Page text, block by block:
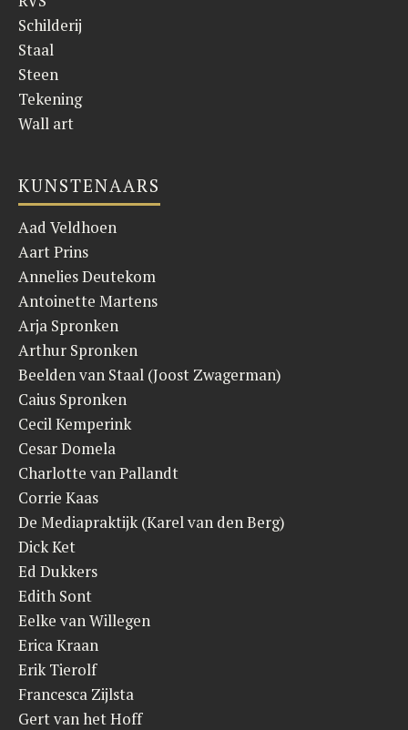
Schilderij
Staal
Steen
Tekening
Wall art
KUNSTENAARS
Aad Veldhoen
Aart Prins
Annelies Deutekom
Antoinette Martens
Arja Spronken
Arthur Spronken
Beelden van Staal (Joost Zwagerman)
Caius Spronken
Cecil Kemperink
Cesar Domela
Charlotte van Pallandt
Corrie Kaas
De Mediapraktijk (Karel van den Berg)
Dick Ket
Ed Dukkers
Edith Sont
Eelke van Willegen
Erica Kraan
Erik Tierolf
Francesca Zijlsta
Gert van het Hoff